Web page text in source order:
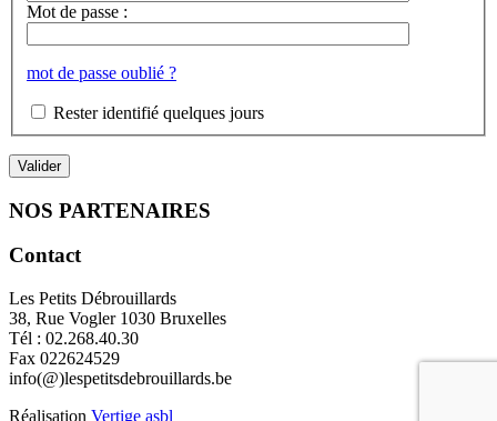
Mot de passe :
mot de passe oublié ?
Rester identifié quelques jours
NOS PARTENAIRES
Contact
Les Petits Débrouillards
38, Rue Vogler 1030 Bruxelles
Tél : 02.268.40.30
Fax 022624529
info(@)lespetitsdebrouillards.be
Réalisation Vertige asbl